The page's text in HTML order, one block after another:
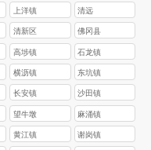
上洋镇 清远
清新区 佛冈县
高埗镇 石龙镇
横沥镇 东坑镇
长安镇 沙田镇
望牛墩 麻涌镇
黄江镇 谢岗镇